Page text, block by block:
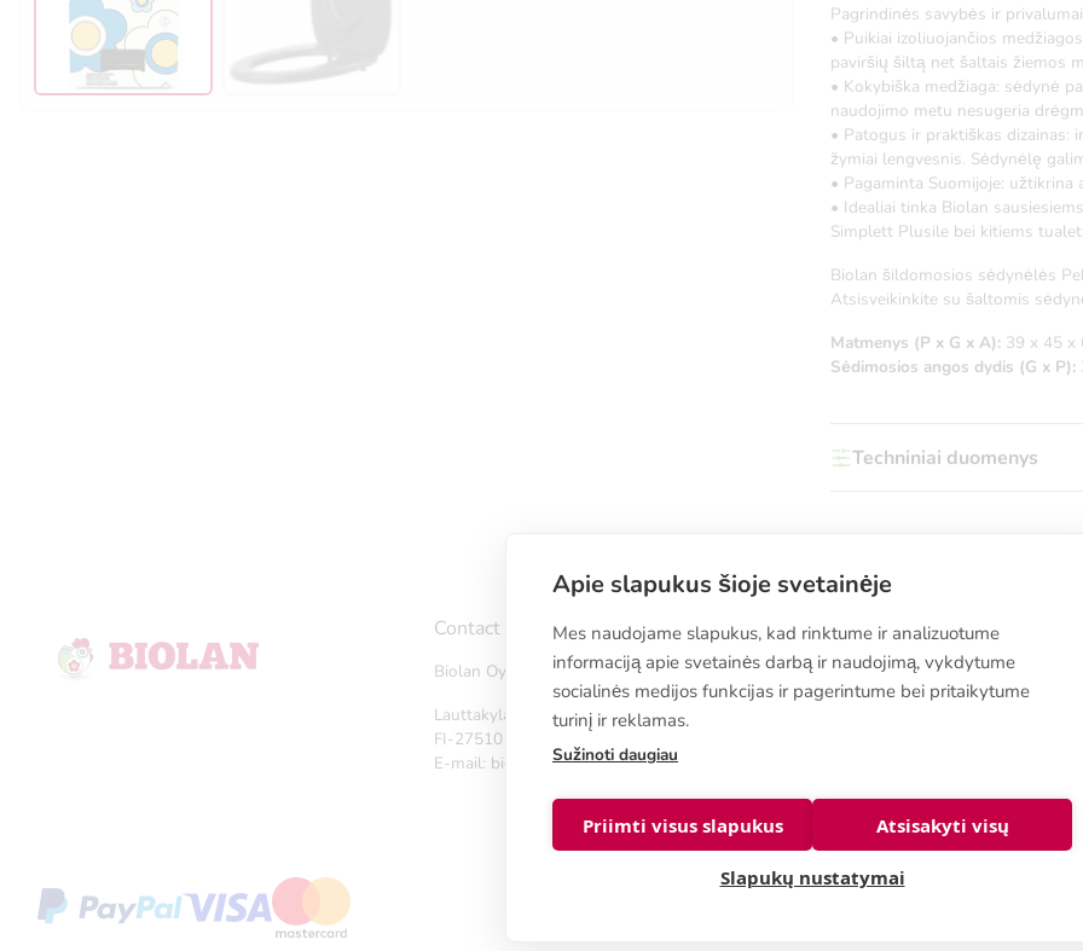
Pagrindinės savybės ir
• Puikiai izoliuojančios
paviršių šiltą net šaltais žiemos
• Kokybiška medžiaga: sėdynė
naudojimo metu nesugeria
• Patogus ir praktiškas
žymiai lengvesnis. Sėdynėlę
• Pagaminta Suomijoje:
• Idealiai tinka Biolan
Simplett Plusile bei kitiems
Biolan šildomosios sėdynėlės
Atsisveikinkite su šaltomis
Matmenys (P x G x A): 39 x 45 x
Sėdimosios angos dydis (G x P):
Techniniai duomenys
Contact
Biolan Oy
Lauttakyläntie 570,
FI-27510
Eura, FINLAND
E-mail: biolanshop@biolan.com
Pirkimo sąlygos
Kaip užsakyti
Keitimo ir grąžinimo sąlygos
Apie slapukus šioje svetainėje
Mes naudojame slapukus, kad rinktume ir analizuotume
informaciją apie svetainės darbą ir naudojimą, vykdytume
socialinės medijos funkcijas ir pagerintume bei pritaikytume
turinį ir reklamas.
Sužinoti daugiau
Priimti visus slapukus Atsisakyti visų
Slapukų nustatymai